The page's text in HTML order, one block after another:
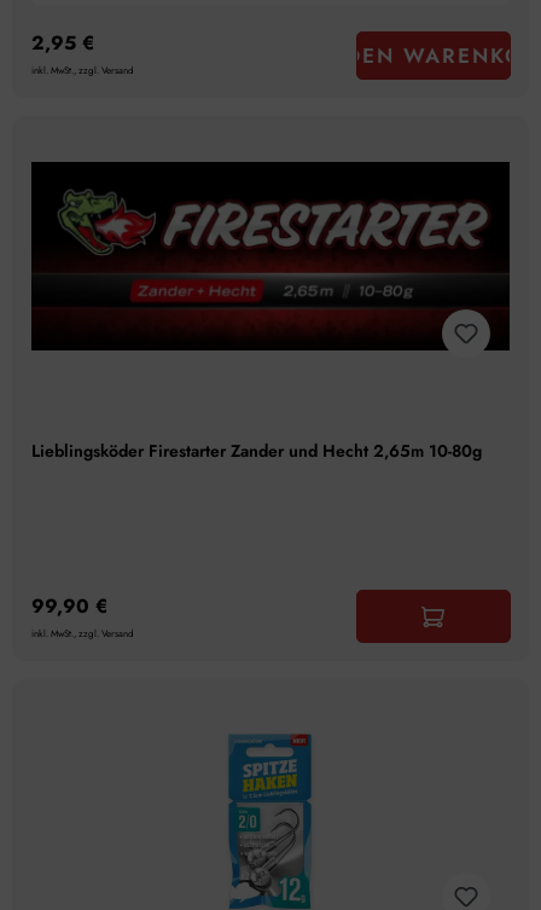
2,95 €
inkl. MwSt., zzgl. Versand IN DEN
Lieblingsköder Firestarter Zander und Hecht 2,65m 10-80g
99,90 €
inkl. MwSt., zzgl. Versand